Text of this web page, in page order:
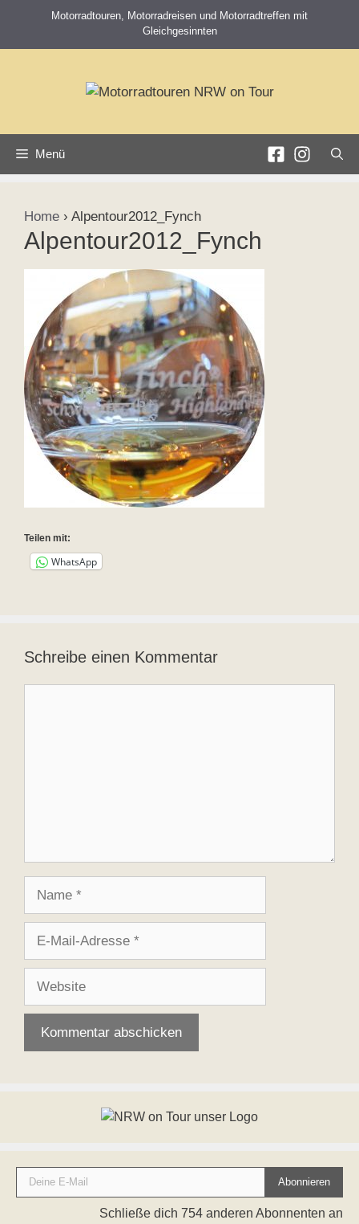
springen
Motorradtouren, Motorradreisen und Motorradtreffen mit
Gleichgesinnten
Menü
Home › Alpentour2012_Fynch
Alpentour2012_Fynch
Teilen mit:
WhatsApp
Schreibe einen Kommentar
Adresse
Deine E-Mail
Abonnieren
Schließe dich 754 anderen Abonnenten an